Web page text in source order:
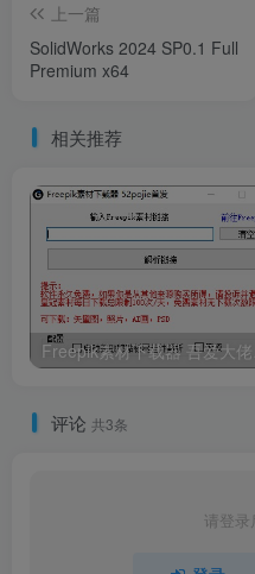
上一篇
SolidWorks 2024 SP0.1 Full
Premium x64
相关推荐
评论 共3条
请登